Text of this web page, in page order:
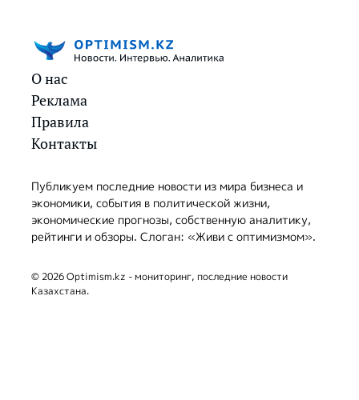
О нас
Реклама
Правила
Контакты
Публикуем последние новости из мира бизнеса и
экономики, события в политической жизни,
экономические прогнозы, собственную аналитику,
рейтинги и обзоры. Слоган: «Живи с оптимизмом».
© 2026 Optimism.kz - мониторинг, последние новости
Казахстана.